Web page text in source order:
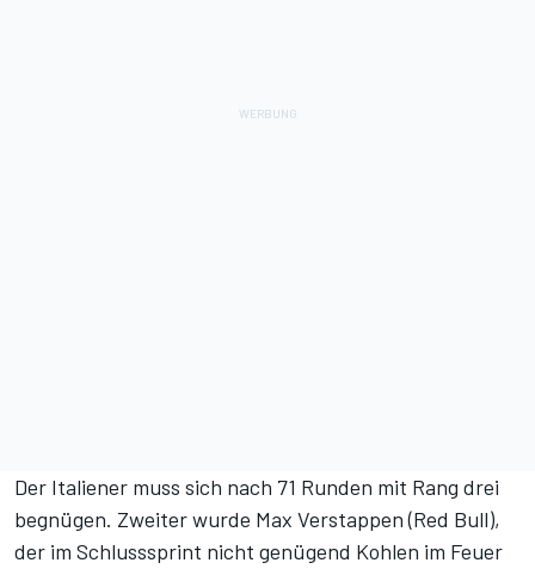
Der Italiener muss sich nach 71 Runden mit Rang drei
begnügen. Zweiter wurde Max Verstappen (Red Bull),
der im Schlusssprint nicht genügend Kohlen im Feuer